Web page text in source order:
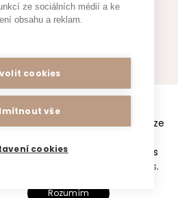
MŠ Jestřebí /
stránky www.zsjestrebi.cz
k poskytování služeb a analýze
tohoto webu souhlasíte s
zásadami o používání cookies.
Rozumím
ze sociálních médií a ke
obsahu a reklam.
cookies
vše
cookies